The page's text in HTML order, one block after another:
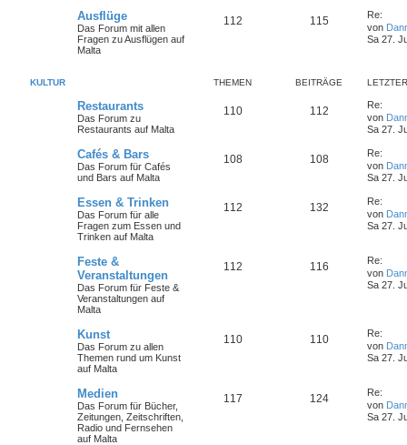
Ausflüge
Das Forum mit allen
Fragen zu Ausflügen auf
Malta
112 115
Re:
von
Sa 27.
KULTUR THEMEN BEITRÄGE
Restaurants
Das Forum zu
Restaurants auf Malta
110 112
Re:
von
Sa 27.
Cafés & Bars
Das Forum für Cafés
und Bars auf Malta
108 108
Re:
von
Sa 27.
Essen & Trinken
Das Forum für alle
Fragen zum Essen und
Trinken auf Malta
112 132
Re:
von
Sa 27.
Feste &
Veranstaltungen
Das Forum für Feste &
Veranstaltungen auf
Malta
112 116
Re:
von
Sa 27.
Kunst
Das Forum zu allen
Themen rund um Kunst
auf Malta
110 110
Re:
von
Sa 27.
Medien
Das Forum für Bücher,
Zeitungen, Zeitschriften,
Radio und Fernsehen
auf Malta
117 124
Re:
von
Sa 27.